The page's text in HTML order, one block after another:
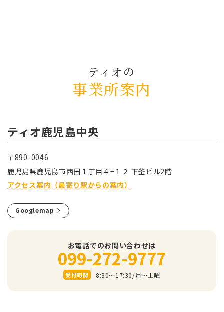
ティオの
事業所案内
ティオ⿅児島中央
〒890-0046
⿅児島県⿅児島市⻄⽥１丁⽬４−１２ 下釜ビル2階
アクセス案内（最寄り駅からの案内）
Googlemap
お電話でのお問い合わせは
099-272-9777
受付時間 8:30～17:30/⽉〜⼟曜